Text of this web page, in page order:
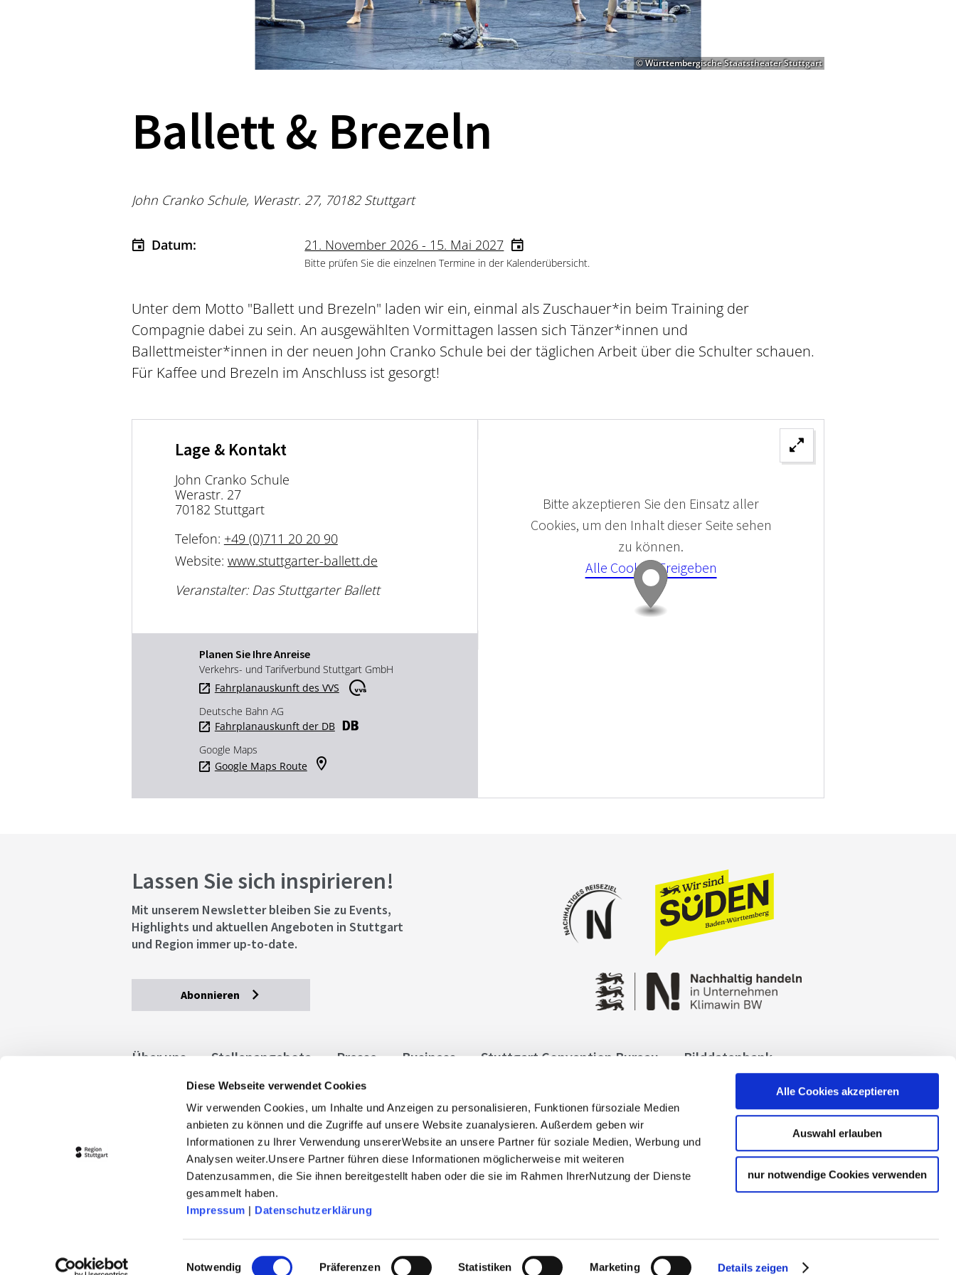
Diese Webseite verwendet Cookies
Wir verwenden Cookies, um Inhalte und Anzeigen zu personalisieren, Funktionen fürsoziale Medien
anbieten zu können und die Zugriffe auf unsere Website zuanalysieren. Außerdem geben wir
Informationen zu Ihrer Verwendung unsererWebsite an unsere Partner für soziale Medien, Werbung und
Analysen weiter.Unsere Partner führen diese Informationen möglicherweise mit weiteren
Datenzusammen, die Sie ihnen bereitgestellt haben oder die sie im Rahmen IhrerNutzung der Dienste
gesammelt haben.
Impressum | Datenschutzerklärung
Einwilligungsauswahl
Notwendig Präferenzen Statistiken Marketing Details zeigen
Alle Cookies akzeptieren
Auswahl erlauben
nur notwendige Cookies verwenden
© Württembergische Staatstheater Stuttgart
Ballett & Brezeln
John Cranko Schule, Werastr. 27, 70182 Stuttgart
Datum: 21. November 2026 - 15. Mai 2027
Bitte prüfen Sie die einzelnen Termine in der Kalenderübersicht.
Unter dem Motto "Ballett und Brezeln" laden wir ein, einmal als Zuschauer*in beim Training der
Compagnie dabei zu sein. An ausgewählten Vormittagen lassen sich Tänzer*innen und
Ballettmeister*innen in der neuen John Cranko Schule bei der täglichen Arbeit über die Schulter schauen.
Für Kaffee und Brezeln im Anschluss ist gesorgt!
Lage & Kontakt
John Cranko Schule
Werastr. 27
70182 Stuttgart
Telefon: +49 (0)711 20 20 90
Website: www.stuttgarter-ballett.de
Veranstalter: Das Stuttgarter Ballett
Planen Sie Ihre Anreise
Verkehrs- und Tarifverbund Stuttgart GmbH
Fahrplanauskunft des VVS
Deutsche Bahn AG
Fahrplanauskunft der DB
Google Maps
Google Maps Route
Bitte akzeptieren Sie den Einsatz aller
Cookies, um den Inhalt dieser Seite sehen
zu können.
Alle Cookies Freigeben
Lassen Sie sich inspirieren!
Mit unserem Newsletter bleiben Sie zu Events,
Highlights und aktuellen Angeboten in Stuttgart
und Region immer up-to-date.
Abonnieren
Über uns Stellenangebote Presse Business Stuttgart Convention Bureau
Bilddatenbank
Allgemeine Geschäftsbedingungen
stuttgart.de
Barrierefreiheit
© 2026 Stuttgart-Marketing GmbH, info@stuttgart-tourist.de
stuttgart-tourist.de und www.erlebnisregion-stuttgart.de sind die offiziellen Websites des Tourismuspartners der
Landeshauptstadt Stuttgart und der Regio Stuttgart Marketing- und Tourismus GmbH.